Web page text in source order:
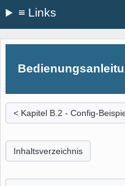
≡ Links
< Kapitel B.2 - Config-
Inhaltsverzeichnis